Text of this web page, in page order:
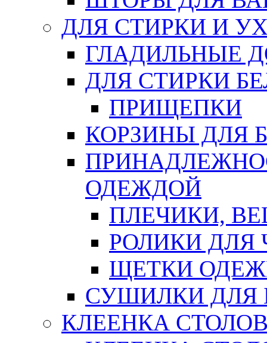
ДЛЯ СТИРКИ И
ГЛАДИЛЬНЫЕ
ДЛЯ СТИРКИ
ПРИЩЕПКИ
КОРЗИНЫ ДЛЯ
ОДЕЖДОЙ
ПЛЕЧИКИ,
РОЛИКИ ДЛЯ
ЩЕТКИ
СУШИЛКИ ДЛЯ
КЛЕЕНКА